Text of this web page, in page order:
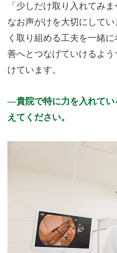
「少しだけ取り入れてみ
なお声がけを大切にして
く取り組める工夫を一緒
善へとつなげていけるよ
けています。
貴院で特に力を入れて
えてください。